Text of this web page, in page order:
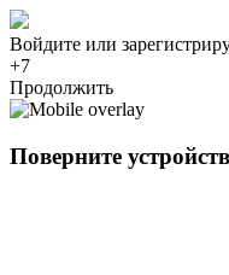
Войдите или
+7
Продолжить
Поверните